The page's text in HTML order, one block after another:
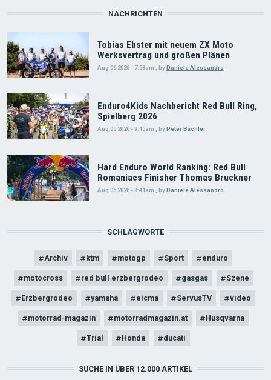
NACHRICHTEN
Tobias Ebster mit neuem ZX Moto
Werksvertrag und großen Plänen
Aug 06 2026 - 7:58am , by Daniele Alessandro
Enduro4Kids Nachbericht Red Bull Ring,
Spielberg 2026
Aug 05 2026 - 9:15am byPeter Bachler
Hard Enduro World Ranking: Red Bull
Romaniacs Finisher Thomas Bruckner
Aug 05 2026 - 8:41am byDaniele Alessandro
SCHLAGWORTE
Archiv ktm motogp Sport enduro
motocross red bull erzbergrodeo gasgas Szene
Erzbergrodeo yamaha eicma ServusTV video
motorrad-magazin motorradmagazin.at Husqvarna
Trial Honda ducati
SUCHE IN ÜBER 12.000 ARTIKEL